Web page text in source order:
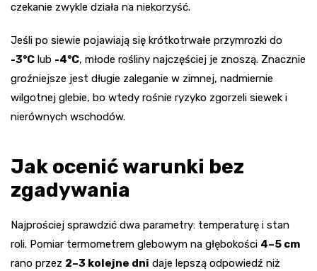
czekanie zwykle działa na niekorzyść.
Jeśli po siewie pojawiają się krótkotrwałe przymrozki do
-3°C lub -4°C, młode rośliny najczęściej je znoszą. Znacznie
groźniejsze jest długie zaleganie w zimnej, nadmiernie
wilgotnej glebie, bo wtedy rośnie ryzyko zgorzeli siewek i
nierównych wschodów.
Jak ocenić warunki bez
zgadywania
Najprościej sprawdzić dwa parametry: temperaturę i stan
roli. Pomiar termometrem glebowym na głębokości 4–5 cm
rano przez 2–3 kolejne dni daje lepszą odpowiedź niż